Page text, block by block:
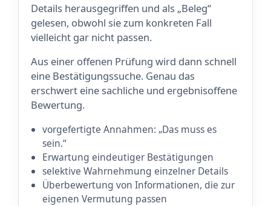
Details herausgegriffen und als „Beleg“
gelesen, obwohl sie zum konkreten Fall
vielleicht gar nicht passen.
Aus einer offenen Prüfung wird dann schnell
eine Bestätigungssuche. Genau das
erschwert eine sachliche und ergebnisoffene
Bewertung.
vorgefertigte Annahmen: „Das muss es
sein.“
Erwartung eindeutiger Bestätigungen
selektive Wahrnehmung einzelner Details
Überbewertung von Informationen, die zur
eigenen Vermutung passen